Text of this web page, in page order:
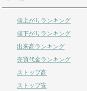
値上がりランキング
値下がりランキング
出来高ランキング
売買代金ランキング
ストップ高
ストップ安